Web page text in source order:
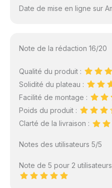
Date de mise en ligne sur
Note de la rédaction 16/20
Qualité du produit :
Solidité du plateau :
Facilité de montage :
Poids du produit :
Clarté de la livraison :
Notes des utilisateurs 5/5
Note de 5 pour 2 utilisateurs